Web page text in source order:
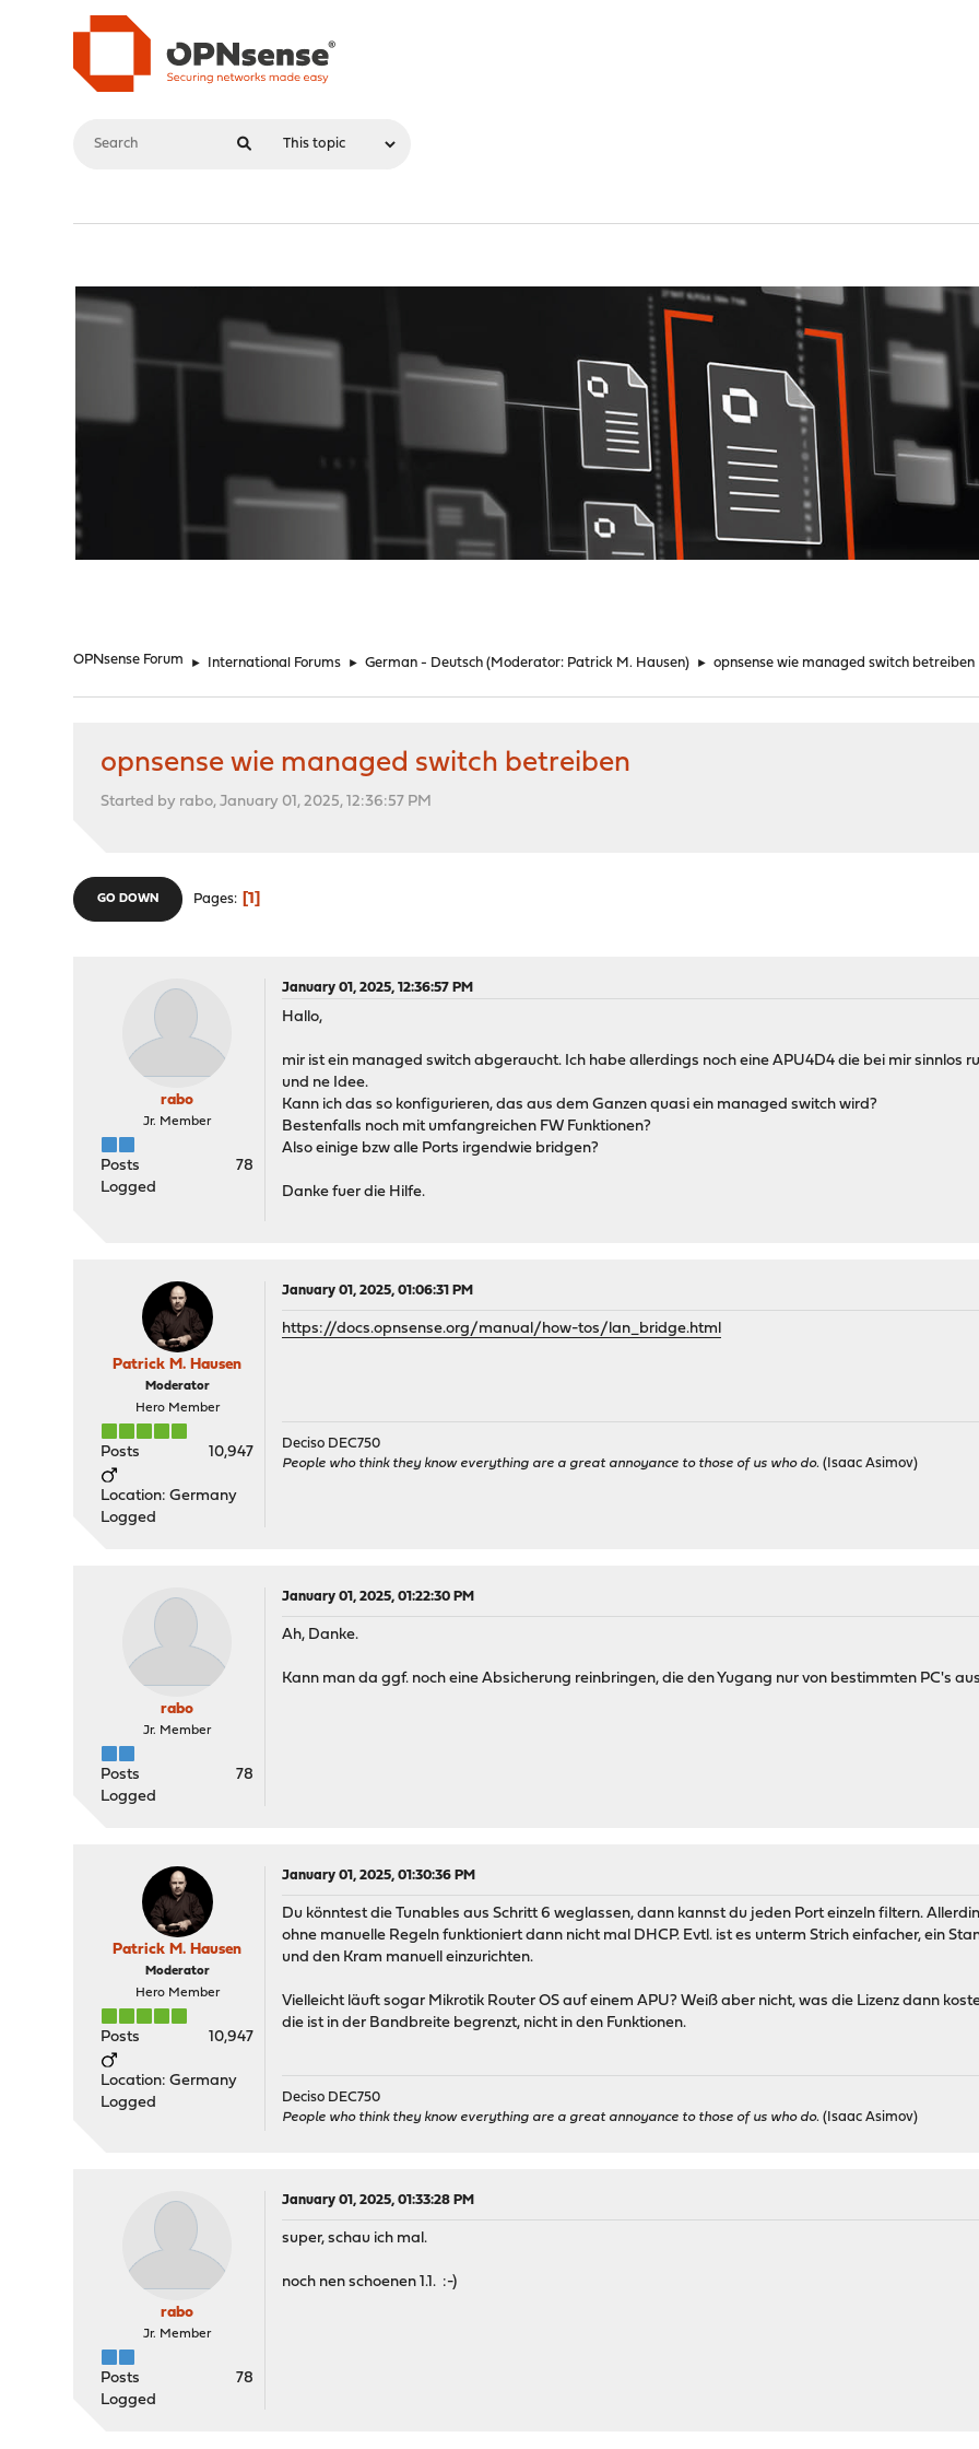
OPNsense Forum ► International Forums ► German - Deutsch (Moderator: Patrick M. Hausen) ► opnsense wie managed switch betreiben
opnsense wie managed switch betreiben
Started by rabo, January 01, 2025, 12:36:57 PM
GO DOWN Pages 1
rabo
Jr. Member
Posts
78
Logged
January 01, 2025, 12:36:57 PM
Hallo,
mir ist ein managed switch abgeraucht. Ich habe allerdings noch eine APU4D4 die bei mir sinnlos
und ne Idee.
Kann ich das so konfigurieren, das aus dem Ganzen quasi ein managed switch wird?
Bestenfalls noch mit umfangreichen FW Funktionen?
Also einige bzw alle Ports irgendwie bridgen?
Danke fuer die Hilfe.
Patrick M. Hausen
Moderator
Hero Member
Posts 10,947
Location: Germany
Logged
January 01, 2025, 01:06:31 PM
https://docs.opnsense.org/manual/how-tos/lan_bridge.html
Deciso DEC750
People who think they know everything are a great annoyance to those of us who do. (Isaac Asimov)
rabo
Jr. Member
Posts
78
Logged
January 01, 2025, 01:22:30 PM
Ah, Danke.
Kann man da ggf. noch eine Absicherung reinbringen, die den Yugang nur von bestimmten PC's
Patrick M. Hausen
Moderator
Hero Member
Posts 10,947
Location: Germany
Logged
January 01, 2025, 01:30:36 PM
Du könntest die Tunables aus Schritt 6 weglassen, dann kannst du jeden Port einzeln filtern.
ohne manuelle Regeln funktioniert dann nicht mal DHCP. Evtl. ist es unterm Strich einfacher, ein
und den Kram manuell einzurichten.
Vielleicht läuft sogar Mikrotik Router OS auf einem APU? Weiß aber nicht, was die Lizenz dann
die ist in der Bandbreite begrenzt, nicht in den Funktionen.
Deciso DEC750
People who think they know everything are a great annoyance to those of us who do. (Isaac Asimov)
rabo
Jr. Member
Posts
78
Logged
January 01, 2025, 01:33:28 PM
super, schau ich mal.
noch nen schoenen 1.1. :-)